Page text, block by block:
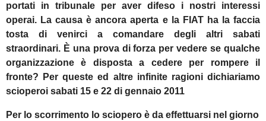
portati in tribunale per aver difeso i nostri interessi
operai. La causa è ancora aperta e la FIAT ha la faccia
tosta di venirci a comandare degli altri sabati
straordinari. È una prova di forza per vedere se qualche
organizzazione è disposta a cedere per rompere il
fronte?
Per queste ed altre infinite ragioni dichiariamo
scioperoi sabati 15 e 22 di gennaio 2011
Per lo scorrimento lo sciopero è da effettuarsi nel giorno